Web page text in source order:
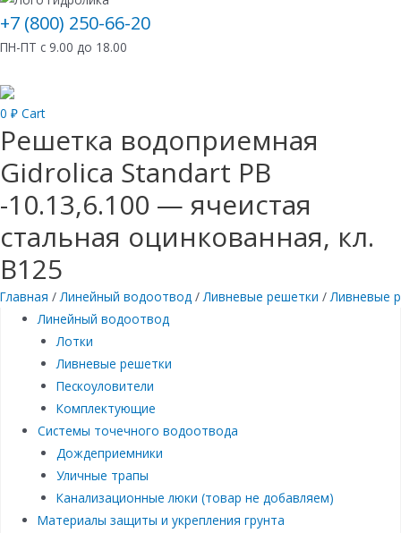
+7 (800) 250-66-20
ПН-ПТ с 9.00 до 18.00
0 ₽ Cart
Решетка водоприемная
Gidrolica Standart РВ
-10.13,6.100 — ячеистая
стальная оцинкованная, кл.
В125
Главная /Линейный водоотвод /Ливневые решетки /Ливневые
Линейный водоотвод
Лотки
Ливневые решетки
Пескоуловители
Комплектующие
Системы точечного водоотвода
Дождеприемники
Уличные трапы
Канализационные люки (товар не добавляем)
Материалы защиты и укрепления грунта